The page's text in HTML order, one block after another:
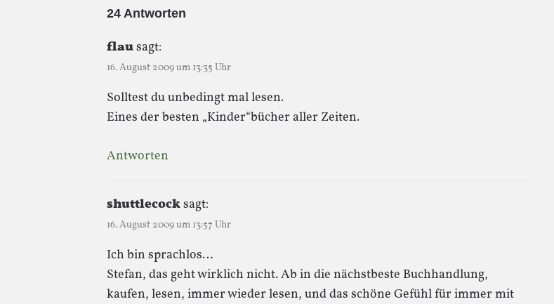
24 Antworten
flausagt:
16. August 2009 um 13:35 Uhr
Solltest du unbedingt mal lesen.
Eines der besten „Kinder“bücher aller Zeiten.
Antworten
shuttlecocksagt:
16. August 2009 um 13:57 Uhr
Ich bin sprachlos…
Stefan, das geht wirklich nicht. Ab in die nächstbeste Buchhandlung,
kaufen, lesen, immer wieder lesen, und das schöne Gefühl für immer mit